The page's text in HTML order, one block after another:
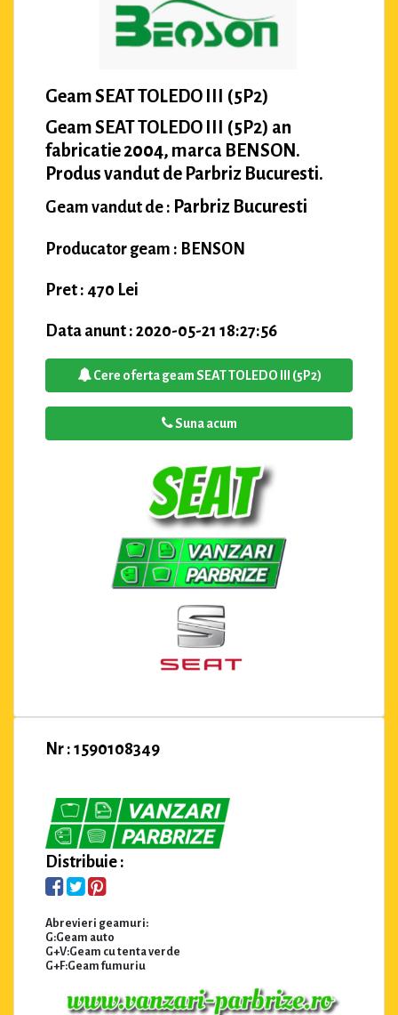
Geam SEAT TOLEDO III (5P2)
Geam SEAT TOLEDO III (5P2) an
fabricatie 2004, marca BENSON.
Produs vandut de Parbriz Bucuresti.
Geam vandut de : Parbriz Bucuresti
Producator geam : BENSON
Pret : 470 Lei
Data anunt : 2020-05-21 18:27:56
Cere oferta geam SEAT TOLEDO III (5P2)
Suna acum
Nr : 1590108349
Distribuie :
Abrevieri geamuri:
G:Geam auto
G+V:Geam cu tenta verde
G+F:Geam fumuriu